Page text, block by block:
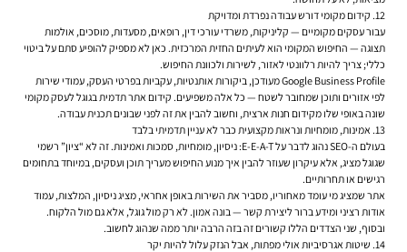
12. קידום מקומי דורש עבודה נפרדת ומדויקת
עבור עסקים מקומיים — קליניקות, משרדי עורכי דין, רופאים, מסעדות, מוסכים, אולמות
תצוגה — החיפוש המקומי הוא לעיתים החזית המרכזית. כאן לא מספיק להופיע סתם על ביטוי
כללי; צריך להיות רלוונטי לאזור, לשירות ולכוונת החיפוש.
Google Business Profile מעודכן, ביקורות אותנטיות, עקביות בפרטי העסק, עמודי שירות
לפי אזורים ותוכן שמחובר לשטח — כל אלה משפיעים. קידום אתר תדמית בגוגל לעסק מקומי
שונה באופי שלו מקידום חנות ארצית, וחשוב להבין את זה לפני שבונים תכנית עבודה.
13. אמינות, מומחיות ונראות מקצועית כבר לא עניין תדמיתי בלבד
בעולם ה-SEO נהוג לדבר על E-E-A-T: ניסיון, מומחיות, סמכות ואמינות. זה לא “ציון” רשמי
שגוגל מציג, אלא עיקרון שעוזר להבין איך מנוע החיפוש מעריך תוכן ועסקים, במיוחד בתחומים
רגישים או תחרותיים.
אתר שמציג מי עומד מאחוריו, מסביר את השירות באופן אחראי, מציג ניסיון, המלצות, עמוד
אודות רציני ומידע ברור ליצירת קשר — בונה אמון. לא רק מול גוגל, אלא גם מול הלקוח.
ובסוף, שני הצדדים הללו קשורים זה בזה הרבה יותר ממה שנהוג לחשוב.
14. שיטות אגרסיביות אולי מפתות, אבל הנזק עלול להיות יקר